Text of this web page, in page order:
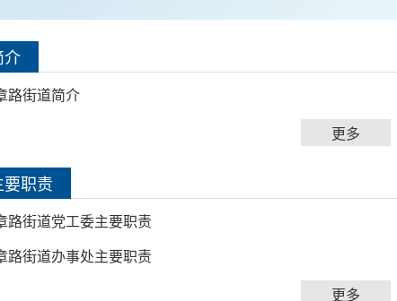
介
路街道简介
更多
要职责
路街道党工委主要职责
路街道办事处主要职责
更多